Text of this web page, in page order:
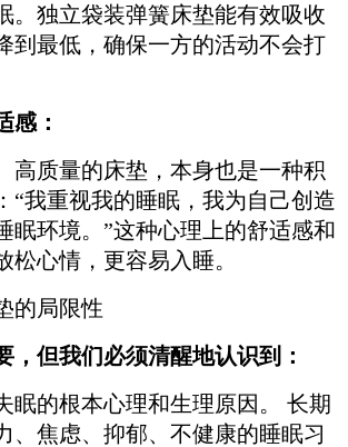
。独立袋装弹簧床垫能有效吸收
到最低，确保一方的活动不会打
感：
高质量的床垫，本身也是一种积
“我重视我的睡眠，我为自己创造
眠环境。”这种心理上的舒适感和
松心情，更容易入睡。
的局限性
，但我们必须清醒地认识到：
眠的根本心理和生理原因。 长期
、焦虑、抑郁、不健康的睡眠习